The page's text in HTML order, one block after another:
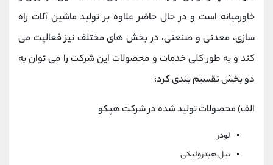
خاورمیانه است و در حال حاضر علاوه بر تولید ماشین آلات راه
سازی، معدنی و صنعتی، در بخش های مختلف نیز فعالیت می
کند و به طور کلی خدمات و محصولات این شرکت را می توان به
دو بخش تقسیم بندی کرد:
الف) محصولات تولید شده در شرکت هپکو
لودر
بیل هیدرولیکی